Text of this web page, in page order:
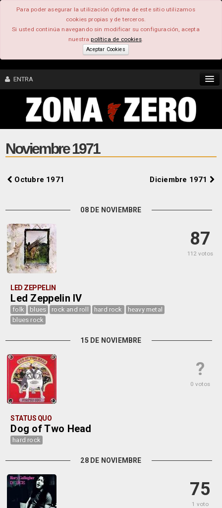
Para poder asegurar la utilización óptima de este sitio utilizamos
cookies propias y de terceros.
Si usted continúa navegando sin modificar su configuración, acepta
nuestrapolítica de cookies.
Aceptar Cookies
ENTRA
CONTENIDO
COMUNIDAD
FOROS
Noviembre 1971
Octubre 1971 Diciembre 1971
08 DE NOVIEMBRE
87
112 votos
LED ZEPPELIN
Led Zeppelin IV
folk blues rock and roll hard rock
heavy metal
blues rock
15 DE NOVIEMBRE
?
0 votos
STATUS QUO
Dog of Two Head
hard rock
28 DE NOVIEMBRE
75
1 voto